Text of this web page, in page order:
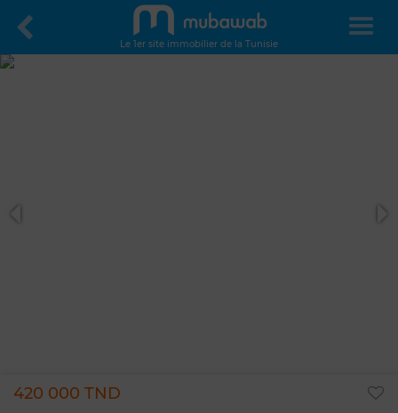
Le 1er site immobilier de la Tunisie
420 000 TND